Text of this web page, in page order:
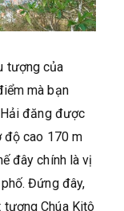
tượng của
mà bạn
Hải đăng được
độ cao 170 m
đây chính là vị
Đứng đây,
Chúa Kitô